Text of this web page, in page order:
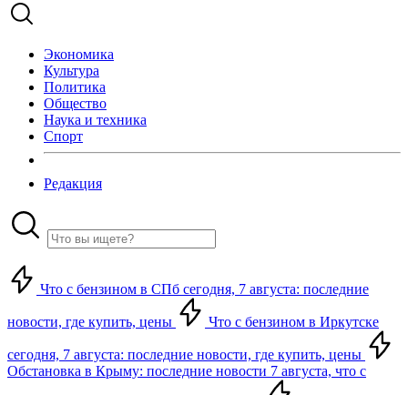
Экономика
Культура
Политика
Общество
Наука и техника
Спорт
Редакция
Что с бензином в СПб сегодня, 7 августа: последние
новости, где купить, цены Что с бензином в Иркутске
сегодня, 7 августа: последние новости, где купить, цены
Обстановка в Крыму: последние новости 7 августа, что с